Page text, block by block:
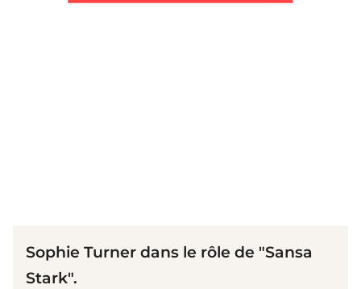
Sophie Turner dans le rôle de "Sansa
Stark".